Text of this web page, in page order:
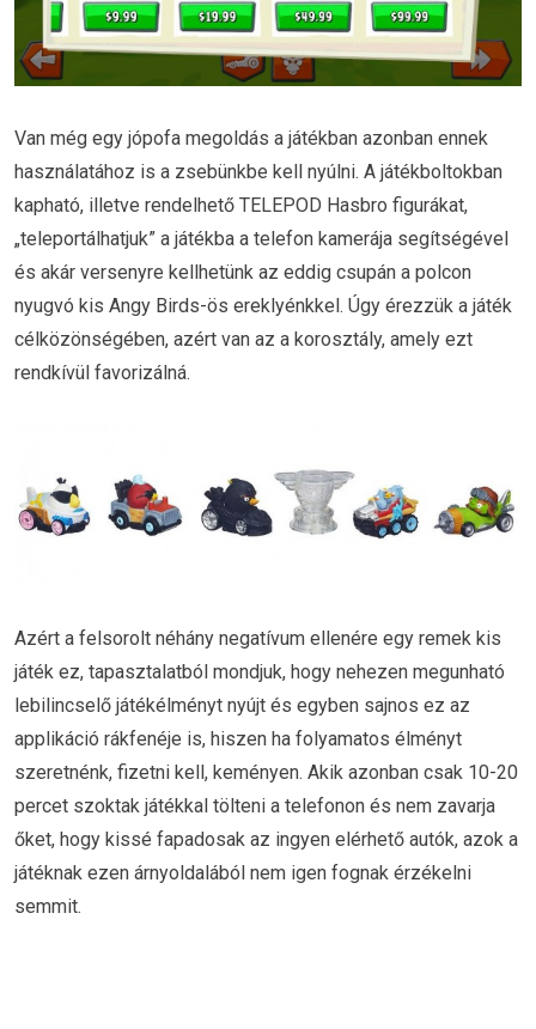
Van még egy jópofa megoldás a játékban azonban ennek
használatához is a zsebünkbe kell nyúlni. A játékboltokban
kapható, illetve rendelhető TELEPOD Hasbro figurákat,
„teleportálhatjuk” a játékba a telefon kamerája segítségével
és akár versenyre kellhetünk az eddig csupán a polcon
nyugvó kis Angy Birds-ös ereklyénkkel. Úgy érezzük a játék
célközönségében, azért van az a korosztály, amely ezt
rendkívül favorizálná.
Azért a felsorolt néhány negatívum ellenére egy remek kis
játék ez, tapasztalatból mondjuk, hogy nehezen megunható
lebilincselő játékélményt nyújt és egyben sajnos ez az
applikáció rákfenéje is, hiszen ha folyamatos élményt
szeretnénk, fizetni kell, keményen. Akik azonban csak 10-20
percet szoktak játékkal tölteni a telefonon és nem zavarja
őket, hogy kissé fapadosak az ingyen elérhető autók, azok a
játéknak ezen árnyoldalából nem igen fognak érzékelni
semmit.